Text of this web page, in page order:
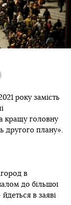
року замість
кращу головну
другого плану».
в
до більшої
йдеться в заяві